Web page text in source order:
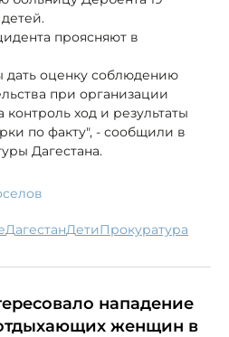
проясняют в
дать оценку соблюдению
при организации
ход и результаты
по факту", - сообщили в
Дагестана.
Дагестан дети прокуратура
нападение
женщин в